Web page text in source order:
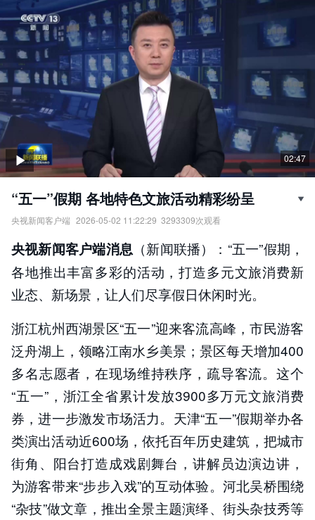
02:47
“五一”假期 各地特色文旅活动精彩纷呈
央视新闻客户端 2026-05-02 11:22:29 3293309次观看
责任编辑：央视新闻客户端
央视新闻客户端消息 （新闻联播）：“五一”假期，
各地推出丰富多彩的活动，打造多元文旅消费新
业态、新场景，让人们尽享假日休闲时光。
浙江杭州西湖景区“五一”迎来客流高峰，市民游客
泛舟湖上，领略江南水乡美景；景区每天增加400
多名志愿者，在现场维持秩序，疏导客流。这个
“五一”，浙江全省累计发放3900多万元文旅消费
券，进一步激发市场活力。天津“五一”假期举办各
类演出活动近600场，依托百年历史建筑，把城市
街角、阳台打造成戏剧舞台，讲解员边演边讲，
为游客带来“步步入戏”的互动体验。河北吴桥围绕
“杂技”做文章，推出全景主题演绎、街头杂技秀等